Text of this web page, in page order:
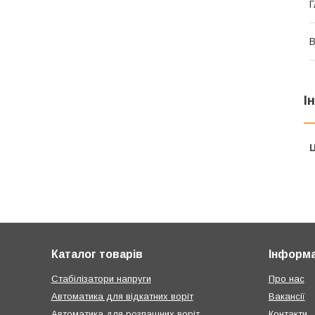
Каталог товарів
Стабілізатори напруги
Автоматика для відкатних воріт
Про нас
Вакансії